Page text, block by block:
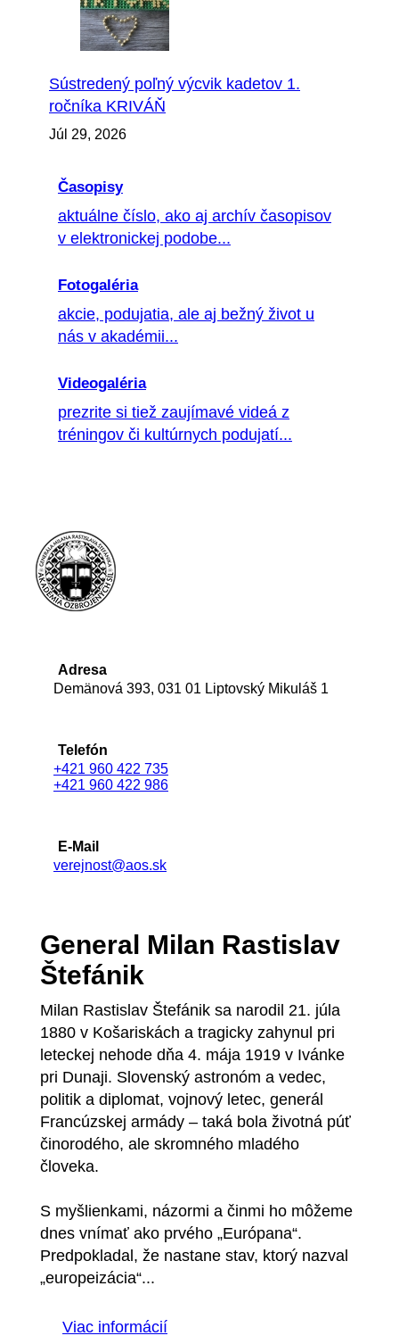
Sústredený poľný výcvik kadetov 1.
ročníka KRIVÁŇ
Júl 29, 2026
Časopisy
aktuálne číslo, ako aj archív časopisov
v elektronickej podobe...
Fotogaléria
akcie, podujatia, ale aj bežný život u
nás v akadémii...
Videogaléria
prezrite si tiež zaujímavé videá z
tréningov či kultúrnych podujatí...
Adresa
Demänová 393, 031 01 Liptovský Mikuláš 1
Telefón
+421 960 422 735
+421 960 422 986
E-Mail
verejnost@aos.sk
General Milan Rastislav
Štefánik
Milan Rastislav Štefánik sa narodil 21. júla
1880 v Košariskách a tragicky zahynul pri
leteckej nehode dňa 4. mája 1919 v Ivánke
pri Dunaji. Slovenský astronóm a vedec,
politik a diplomat, vojnový letec, generál
Francúzskej armády – taká bola životná púť
činorodého, ale skromného mladého
človeka.
S myšlienkami, názormi a činmi ho môžeme
dnes vnímať ako prvého „Európana“.
Predpokladal, že nastane stav, ktorý nazval
„europeizácia“...
Viac informácií